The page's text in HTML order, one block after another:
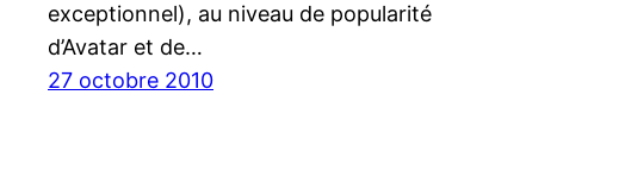
exceptionnel), au niveau de popularité
d’Avatar et de…
27 octobre 2010